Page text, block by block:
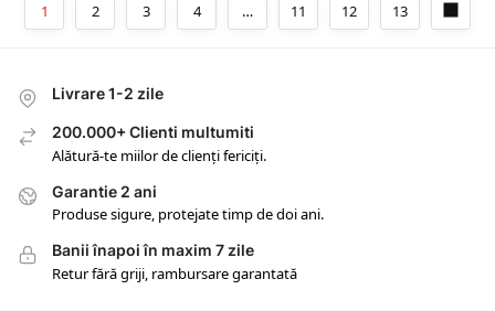
1 2 3 4 … 11 12 13
Livrare 1-2 zile
200.000+ Clienti multumiti
Alătură-te miilor de clienți fericiți.
Garantie 2 ani
Produse sigure, protejate timp de doi ani.
Banii înapoi în maxim 7 zile
Retur fără griji, rambursare garantată